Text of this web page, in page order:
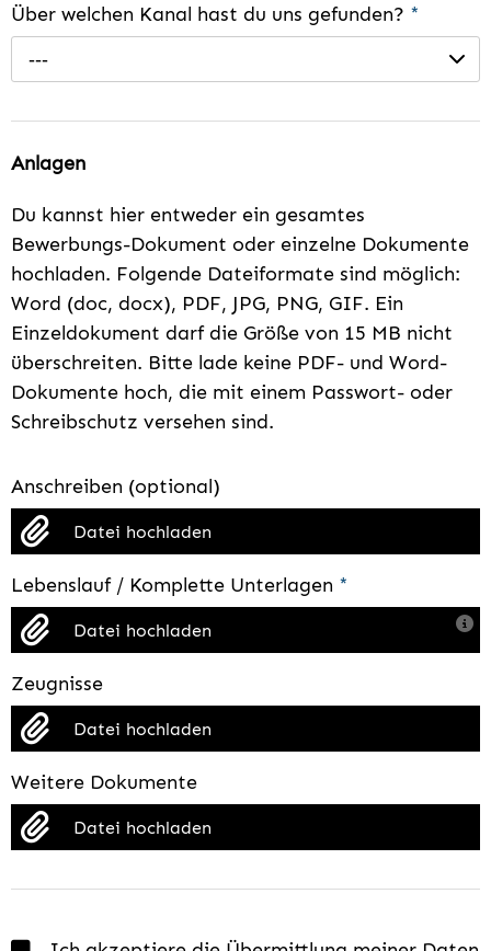
Über welchen Kanal hast du uns gefunden? *
---
Anlagen
Du kannst hier entweder ein gesamtes
Bewerbungs-Dokument oder einzelne Dokumente
hochladen. Folgende Dateiformate sind möglich:
Word (doc, docx), PDF, JPG, PNG, GIF. Ein
Einzeldokument darf die Größe von 15 MB nicht
überschreiten. Bitte lade keine PDF- und Word-
Dokumente hoch, die mit einem Passwort- oder
Schreibschutz versehen sind.
Anschreiben (optional)
Datei hochladen
Lebenslauf / Komplette Unterlagen *
Datei hochladen
Zeugnisse
Datei hochladen
Weitere Dokumente
Datei hochladen